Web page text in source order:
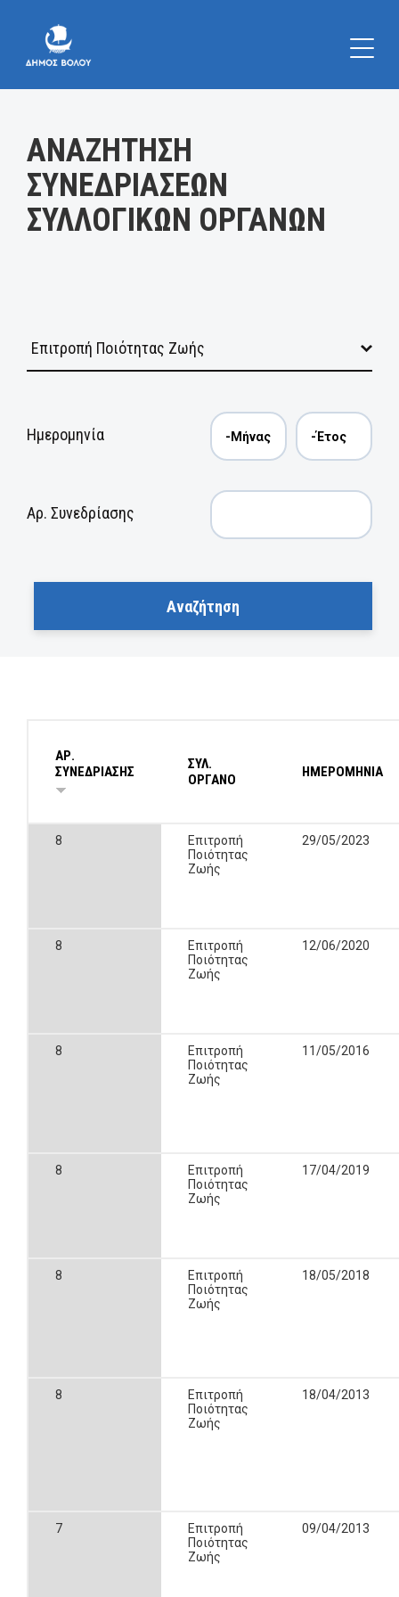
ΑΝΑΖΗΤΗΣΗ
ΣΥΝΕΔΡΙΑΣΕΩΝ
ΣΥΛΛΟΓΙΚΩΝ ΟΡΓΑΝΩΝ
Ημερομηνία
Αρ. Συνεδρίασης
ΑΡ.
ΣΥΝΕΔΡΙΑΣΗΣ
ΣΥΛ.
ΟΡΓΑΝΟ
ΗΜΕΡΟΜΗΝΙΑ
8
Επιτροπή
Ποιότητας
Ζωής
29/05/2023
8
Επιτροπή
Ποιότητας
Ζωής
12/06/2020
8
Επιτροπή
Ποιότητας
Ζωής
11/05/2016
8
Επιτροπή
Ποιότητας
Ζωής
17/04/2019
8
Επιτροπή
Ποιότητας
Ζωής
18/05/2018
8
Επιτροπή
Ποιότητας
Ζωής
18/04/2013
7
Επιτροπή
Ποιότητας
Ζωής
09/04/2013